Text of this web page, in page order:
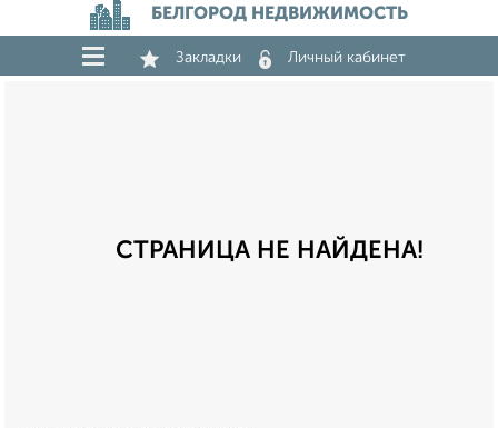
БЕЛГОРОД НЕДВИЖИМОСТЬ
Закладки Личный кабинет
СТРАНИЦА НЕ НАЙДЕНА!